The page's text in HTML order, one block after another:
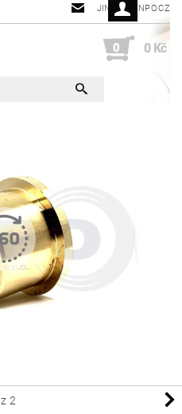
JINPO@JINPO.CZ
0 0 Kč
z 2